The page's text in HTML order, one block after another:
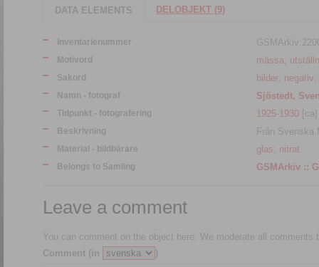
DATA ELEMENTS
DELOBJEKT (9)
Inventarienummer
Motivord mässa;
Sakord bilder; negativ
Namn - fotograf Sjöstedt,
Tidpunkt - fotografering 1925-1930[ca]
Beskrivning Från Svenska
Material - bildbärare glas nitrat
Belongs to Samling
Leave a comment
You can comment on the object here. We moderate all comments
Comment (in
)